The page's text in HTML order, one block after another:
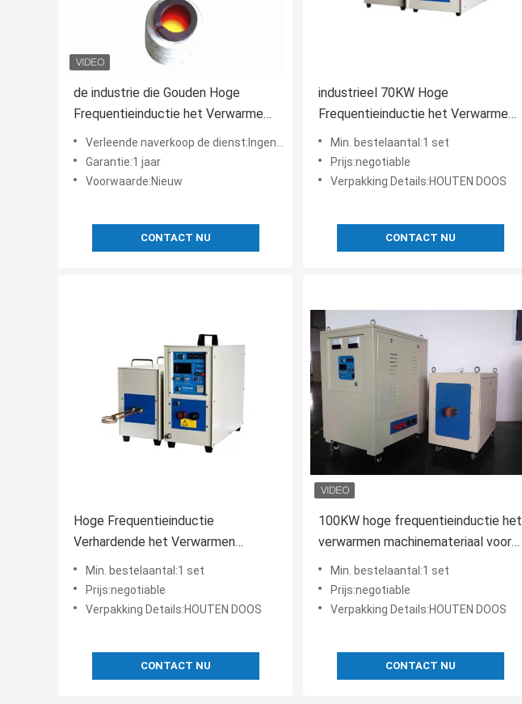
de industrie die Gouden Hoge
Frequentieinductie het Verwarmen
apparaat, 180V-250V smelten
Verleende naverkoop de dienst:Ingenieurs beschikbaar aan de dienstmachines overzee, Videotechnische ondersteuning, Onlineondersteu
Garantie:1 jaar
Voorwaarde:Nieuw
CONTACT NU
industrieel 70KW Hoge
Frequentieinductie het Verwarmen
apparatenmateriaal voor Lassen
Min. bestelaantal:1 set
Prijs:negotiable
Verpakking Details:HOUTEN DOOS
CONTACT NU
Hoge Frequentieinductie
Verhardende het Verwarmen
Materiaalmachines met
Transformator
Min. bestelaantal:1 set
Prijs:negotiable
Verpakking Details:HOUTEN DOOS
CONTACT NU
100KW hoge frequentieinductie het
verwarmen machinemateriaal voor
Oppervlakte het Doven
Min. bestelaantal:1 set
Prijs:negotiable
Verpakking Details:HOUTEN DOOS
CONTACT NU